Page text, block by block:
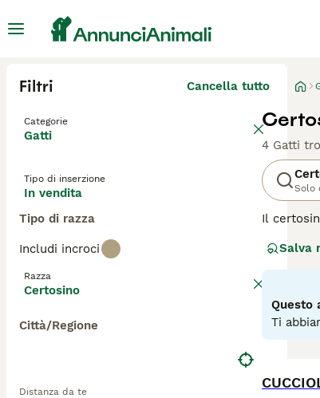
Filtri Cancella tutto
Categorie
Gatti
Tipo di inserzione
In vendita
Tipo di razza
Includi incroci
Razza
Certosino
Città/Regione
Distanza da te
4 Gatti
Solo
Il
gentile.
Leggi la
Salva
Questo
Ti